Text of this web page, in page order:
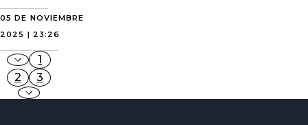
05 DE NOVIEMBRE
2025 | 23:26
1
2
3